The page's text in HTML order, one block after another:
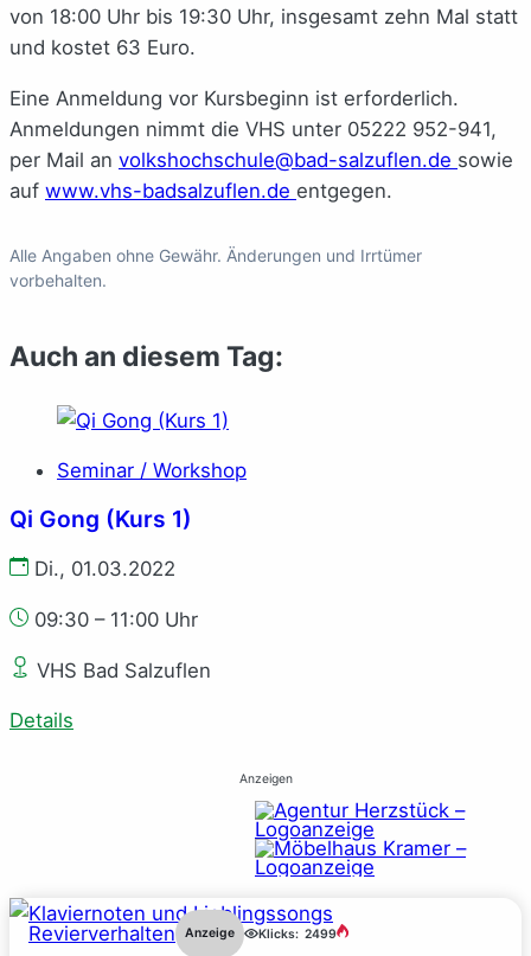
von 18:00 Uhr bis 19:30 Uhr, insgesamt zehn Mal statt
und kostet 63 Euro.
Eine Anmeldung vor Kursbeginn ist erforderlich.
Anmeldungen nimmt die VHS unter 05222 952-941,
per Mail an volkshochschule@bad-salzuflen.de sowie
auf www.vhs-badsalzuflen.de entgegen.
Alle Angaben ohne Gewähr. Änderungen und Irrtümer
vorbehalten.
Auch an diesem Tag:
Seminar / Workshop
Qi Gong (Kurs 1)
Di., 01.03.2022
09:30 – 11:00 Uhr
VHS Bad Salzuflen
Details
Anzeigen
Revierverhalten Anzeige Klicks: 2499